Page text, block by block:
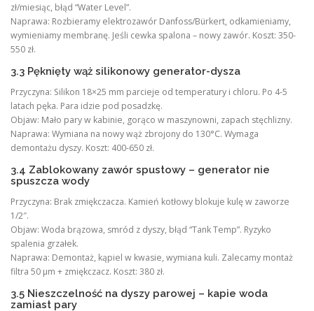
zł/miesiąc, błąd “Water Level”.
Naprawa: Rozbieramy elektrozawór Danfoss/Bürkert, odkamieniamy,
wymieniamy membranę. Jeśli cewka spalona – nowy zawór. Koszt: 350-
550 zł.
3.3 Pęknięty wąż silikonowy generator-dysza
Przyczyna: Silikon 18×25 mm parcieje od temperatury i chloru. Po 4-5
latach pęka. Para idzie pod posadzkę.
Objaw: Mało pary w kabinie, gorąco w maszynowni, zapach stęchlizny.
Naprawa: Wymiana na nowy wąż zbrojony do 130°C. Wymaga
demontażu dyszy. Koszt: 400-650 zł.
3.4 Zablokowany zawór spustowy – generator nie
spuszcza wody
Przyczyna: Brak zmiękczacza. Kamień kotłowy blokuje kulę w zaworze
1/2″.
Objaw: Woda brązowa, smród z dyszy, błąd “Tank Temp”. Ryzyko
spalenia grzałek.
Naprawa: Demontaż, kąpiel w kwasie, wymiana kuli. Zalecamy montaż
filtra 50 μm + zmiękczacz. Koszt: 380 zł.
3.5 Nieszczelność na dyszy parowej – kapie woda
zamiast pary